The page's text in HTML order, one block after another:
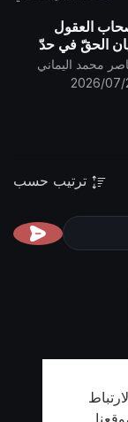
العقول
الحقّ في حدّ
.. محمد اليماني
2026/07/
ترتيب حسب